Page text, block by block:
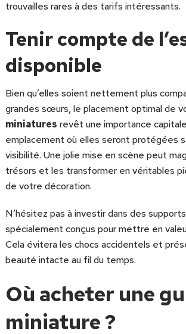
trouvailles rares à des tarifs intéressants.
Tenir compte de
disponible
Bien qu’elles soient nettement plus
grandes sœurs, le placement optimal de
miniatures revêt une importance
emplacement où elles seront protégées
visibilité. Une jolie mise en scène peut
trésors et les transformer en véritables
de votre décoration.
N’hésitez pas à investir dans des
spécialement conçus pour mettre en
Cela évitera les chocs accidentels et
beauté intacte au fil du temps.
Où acheter une
miniature ?